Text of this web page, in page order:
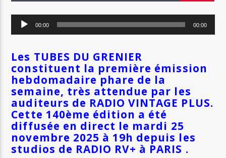
TITRE
ARTISTE
SOYEZ COOL ET RESTEZ EN FORME AVEC RV+
Radio Vintage Plus
Lecteur
audio
00:00 00:00
Les TUBES DU GRENIER
constituent la première émission
hebdomadaire phare de la
semaine, très attendue par les
auditeurs de RADIO VINTAGE PLUS.
Cette 140ème édition a été
diffusée en direct le mardi 25
novembre 2025 à 19h depuis les
studios de RADIO RV+ à PARIS .